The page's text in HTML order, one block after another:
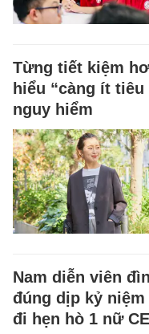
Từng tiết kiệm
hiểu “càng ít
nguy hiểm
Nam diễn viên
đúng dịp kỷ
đi hẹn hò 1 nữ